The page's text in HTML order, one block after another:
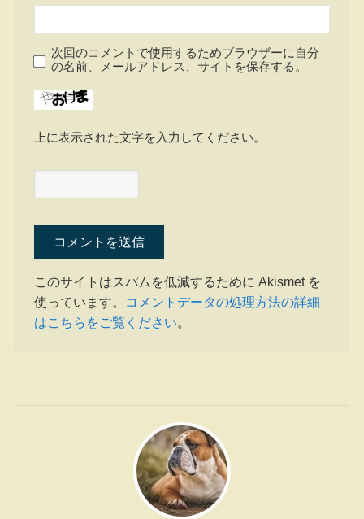
次回のコメントで使用するためブラウザーに自分
の名前、メールアドレス、サイトを保存する。
上に表示された文字を入力してください。
このサイトはスパムを低減するために Akismet を
使っています。
コメントデータの処理方法の詳細
はこちらをご覧ください。